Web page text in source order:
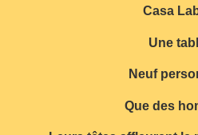
Casa
Une
Neuf
Que des